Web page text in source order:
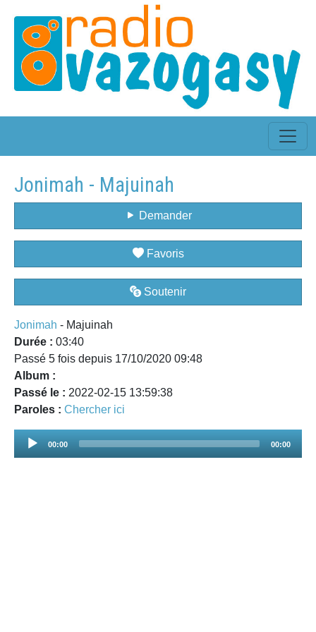
Jonimah - Majuinah
Demander
Favoris
Soutenir
Jonimah - Majuinah
Durée : 03:40
Passé 5 fois depuis 17/10/2020 09:48
Album :
Passé le : 2022-02-15 13:59:38
Paroles : Chercher ici
Audio
00:00 00:00